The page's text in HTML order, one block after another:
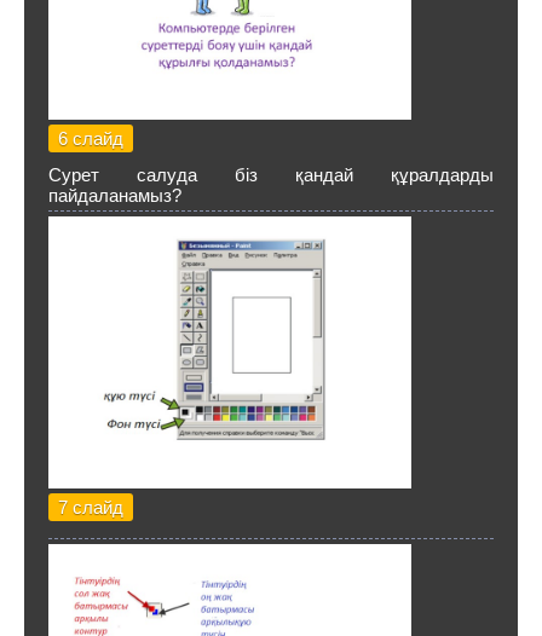
6 слайд
Сурет салуда біз қандай құралдарды
пайдаланамыз?
7 слайд